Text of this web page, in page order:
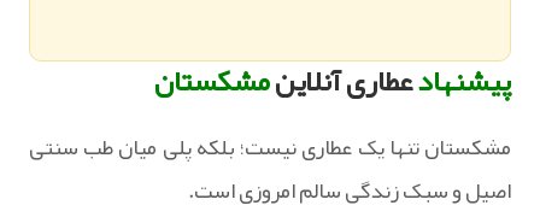
پیشنهادعطاری آنلاینمشکستان
مشکستان تنها یک عطاری نیست؛ بلکه پلی میان طب سنتی
اصیل و سبک زندگی سالم امروزی است.